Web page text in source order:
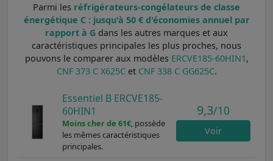
Parmi les réfrigérateurs-congélateurs de classe
énergétique C : jusqu'à 50 € d'économies annuel par
rapport à G dans les autres marques et aux
caractéristiques principales les plus proches, nous
pouvons le comparer aux modèles ERCVE185-60HIN1 ,
CNF 373 C X625Cet CNF 338 C GG625C.
Essentiel B ERCVE185-
60HIN1
Moins cher de 61€, possède
les mêmes caractéristiques
principales.
9,3/10
Voir